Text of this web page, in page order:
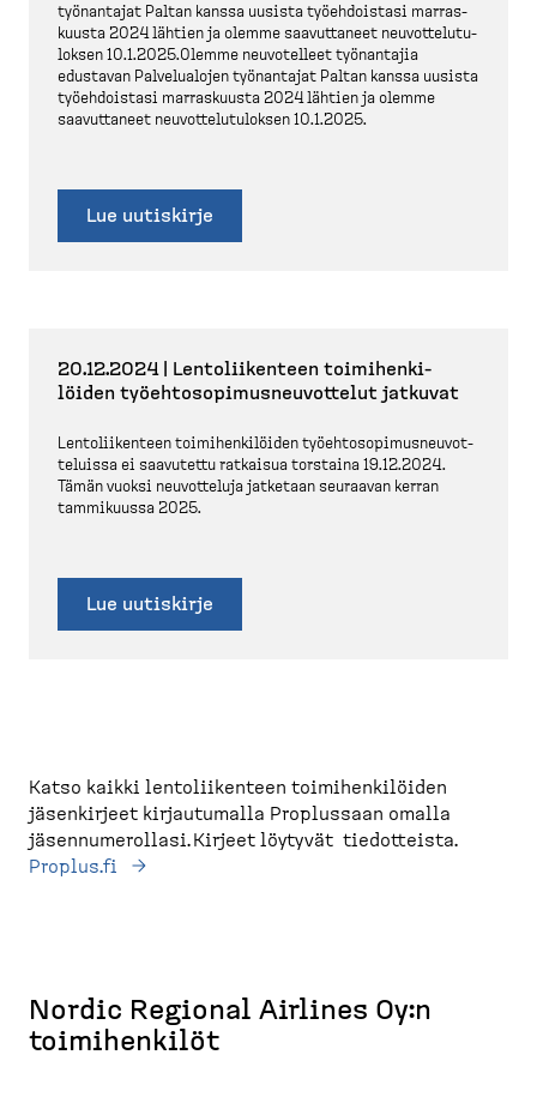
työnantajat Paltan kanssa uusista työehdoistasi marras­
kuusta 2024 lähtien ja olemme saavut­taneet neuvot­te­lu­tu­
loksen 10.1.2025.Olemme neuvotelleet työnantajia
edustavan Palvelualojen työnantajat Paltan kanssa uusista
työehdoistasi marras­kuusta 2024 lähtien ja olemme
saavut­taneet neuvot­te­lu­tu­loksen 10.1.2025.
Lue uutiskirje
20.12.2024 | Lentolii­kenteen toimihen­ki­
löiden työehto­so­pi­mus­neu­vottelut jatkuvat
Lentolii­kenteen toimihen­ki­löiden työehto­so­pi­mus­neu­vot­
te­luissa ei saavutettu ratkaisua torstaina 19.12.2024.
Tämän vuoksi neuvot­teluja jatketaan seuraavan kerran
tammikuussa 2025.
Lue uutiskirje
Katso kaikki lentoliikenteen toimihenkilöiden
jäsenkirjeet kirjautumalla Proplussaan omalla
jäsennumerollasi. Kirjeet löytyvät tiedotteista.
Proplus.fi
Nordic Regional Airlines Oy:n
toimihenkilöt